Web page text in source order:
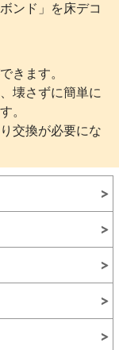
ンド」を床デコ
きます。
壊さずに簡単に
。
交換が必要にな